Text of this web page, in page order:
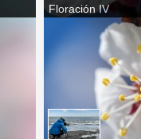
Floración IV